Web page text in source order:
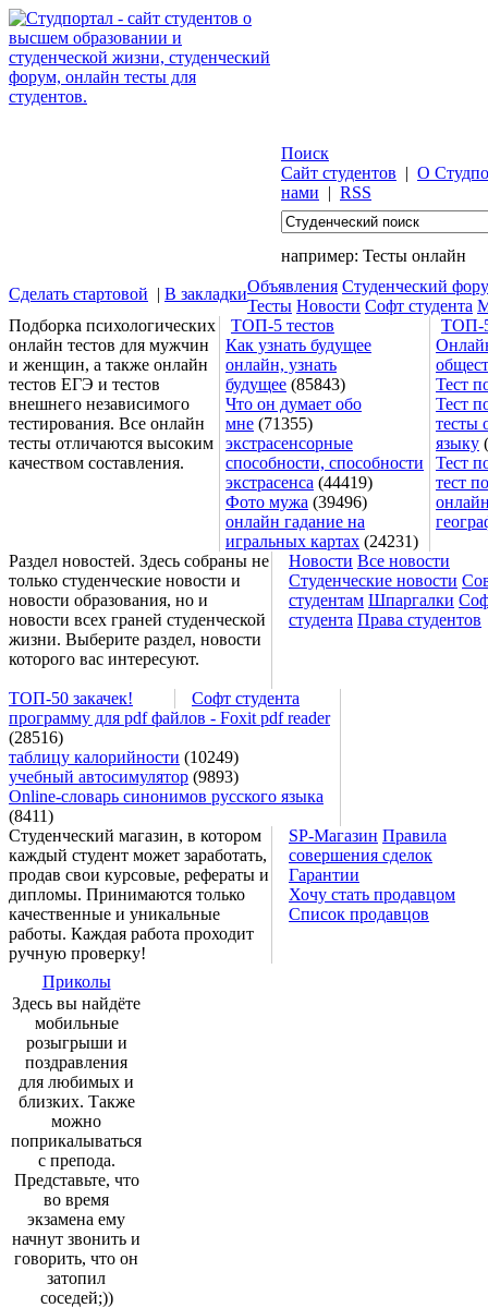
Поиск
Сайт студентов | О
нами | RSS
например: Тесты онлайн
Сделать стартовой | В закладкиОбъявления Студенческий
Тесты Новости Софт студента
Подборка психологических
онлайн тестов для мужчин
и женщин, а также онлайн
тестов ЕГЭ и тестов
внешнего независимого
тестирования. Все онлайн
тесты отличаются высоким
качеством составления.
ТОП-5 тестов
ТОП-
Как узнать будущее
онлайн, узнать
будущее (85843)
Что он думает обо
мне (71355)
экстрасенсорные
способности, способности
экстрасенса (44419)
Фото мужа (39496)
онлайн гадание на
игральных картах (24231)
Тест
Тест
тесты
языку
Тест
тест
Раздел новостей. Здесь собраны не
только студенческие новости и
новости образования, но и
новости всех граней студенческой
жизни. Выберите раздел, новости
которого вас интересуют.
Новости Все новости
Студенческие новости
студентам Шпаргалки
студента Права студентов
ТОП-50 закачек!
Софт студента
программу для pdf файлов - Foxit pdf reader
(28516)
таблицу калорийности (10249)
учебный автосимулятор (9893)
Online-словарь синонимов русского языка
(8411)
Студенческий магазин, в котором
каждый студент может заработать,
продав свои курсовые, рефераты и
дипломы. Принимаются только
качественные и уникальные
работы. Каждая работа проходит
ручную проверку!
SP-Магазин Правила
совершения сделок
Гарантии
Хочу стать продавцом
Список продавцов
Приколы
Здесь вы найдёте
мобильные
розыгрыши и
поздравления
для любимых и
близких. Также
можно
поприкалываться
с препода.
Представьте, что
во время
экзамена ему
начнут звонить и
говорить, что он
затопил
соседей;))